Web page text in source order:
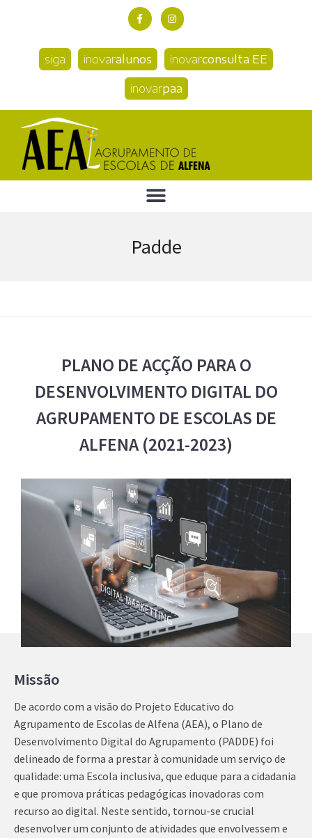
siga inovaralunos inovarconsulta EE
inovarpaa
Padde
PLANO DE ACÇÃO PARA O
DESENVOLVIMENTO DIGITAL DO
AGRUPAMENTO DE ESCOLAS DE
ALFENA (2021-2023)
Missão
De acordo com a visão do Projeto Educativo do
Agrupamento de Escolas de Alfena (AEA), o Plano de
Desenvolvimento Digital do Agrupamento (PADDE) foi
delineado de forma a prestar à comunidade um serviço de
qualidade: uma Escola inclusiva, que eduque para a cidadania
e que promova práticas pedagógicas inovadoras com
recurso ao digital. Neste sentido, tornou-se crucial
desenvolver um conjunto de atividades que envolvessem e